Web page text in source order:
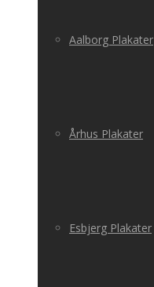
Aalborg Plakater
Århus Plakater
Esbjerg Plakater